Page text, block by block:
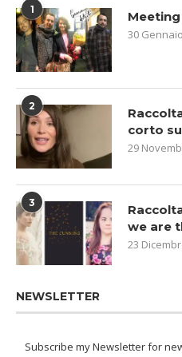
1
30
2
corto
29
3
we are
23
NEWSLETTER
Subscribe my Newsletter for